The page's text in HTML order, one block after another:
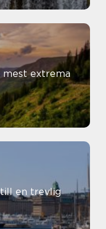
extrema
till en trevlig